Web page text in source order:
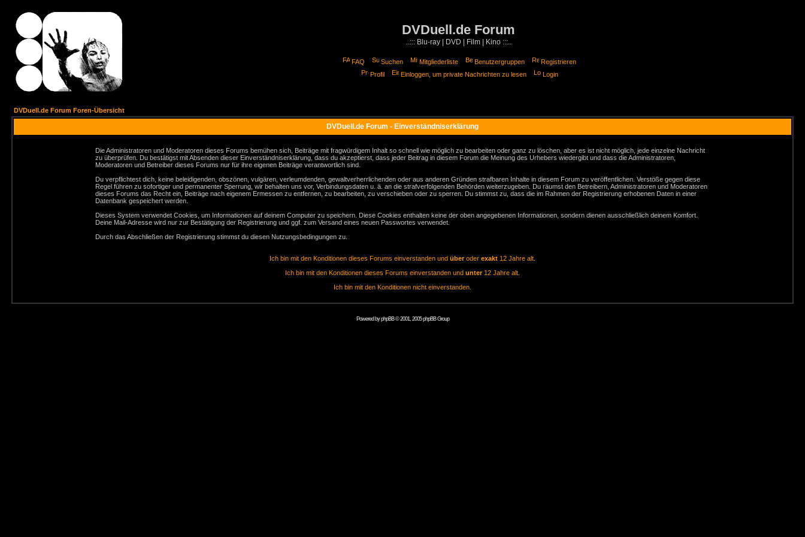
DVDuell.de Forum
..::: Blu-ray | DVD | Film | Kino :::..
FAQ Suchen Mitgliederliste Benutzergruppen
Registrieren
Profil
Einloggen, um private Nachrichten zu lesen Login
DVDuell.de Forum Foren-Übersicht
DVDuell.de Forum - Einverständniserklärung
Die Administratoren und Moderatoren dieses Forums bemühen sich, Beiträge mit fragwürdigem Inhalt so schnell wie möglich zu bearbeiten oder ganz zu löschen, aber es ist nicht möglich, jede einzelne Nachricht
zu überprüfen. Du bestätigst mit Absenden dieser Einverständniserklärung, dass du akzeptierst, dass jeder Beitrag in diesem Forum die Meinung des Urhebers wiedergibt und dass die Administratoren,
Moderatoren und Betreiber dieses Forums nur für ihre eigenen Beiträge verantwortlich sind.
Du verpflichtest dich, keine beleidigenden, obszönen, vulgären, verleumdenden, gewaltverherrlichenden oder aus anderen Gründen strafbaren Inhalte in diesem Forum zu veröffentlichen. Verstöße gegen diese
Regel führen zu sofortiger und permanenter Sperrung, wir behalten uns vor, Verbindungsdaten u. ä. an die strafverfolgenden Behörden weiterzugeben. Du räumst den Betreibern, Administratoren und Moderatoren
dieses Forums das Recht ein, Beiträge nach eigenem Ermessen zu entfernen, zu bearbeiten, zu verschieben oder zu sperren. Du stimmst zu, dass die im Rahmen der Registrierung erhobenen Daten in einer
Datenbank gespeichert werden.
Dieses System verwendet Cookies, um Informationen auf deinem Computer zu speichern. Diese Cookies enthalten keine der oben angegebenen Informationen, sondern dienen ausschließlich deinem Komfort.
Deine Mail-Adresse wird nur zur Bestätigung der Registrierung und ggf. zum Versand eines neuen Passwortes verwendet.
Durch das Abschließen der Registrierung stimmst du diesen Nutzungsbedingungen zu.
Ich bin mit den Konditionen dieses Forums einverstanden und überoder exakt 12 Jahre alt.
Ich bin mit den Konditionen dieses Forums einverstanden und unter12 Jahre alt.
Ich bin mit den Konditionen nicht einverstanden.
Powered byphpBB© 2001, 2005 phpBB Group